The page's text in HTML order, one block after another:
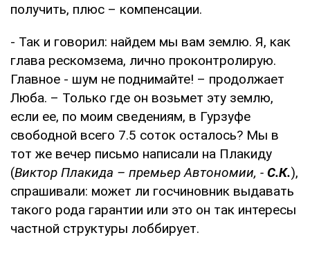
получить, плюс – компенсации.
- Так и говорил: найдем мы вам землю. Я, как
глава рескомзема, лично проконтролирую.
Главное - шум не поднимайте! – продолжает
Люба. – Только где он возьмет эту землю,
если ее, по моим сведениям, в Гурзуфе
свободной всего 7.5 соток осталось? Мы в
тот же вечер письмо написали на Плакиду
(Виктор Плакида – премьер Автономии, - С.К.),
спрашивали: может ли госчиновник выдавать
такого рода гарантии или это он так интересы
частной структуры лоббирует.